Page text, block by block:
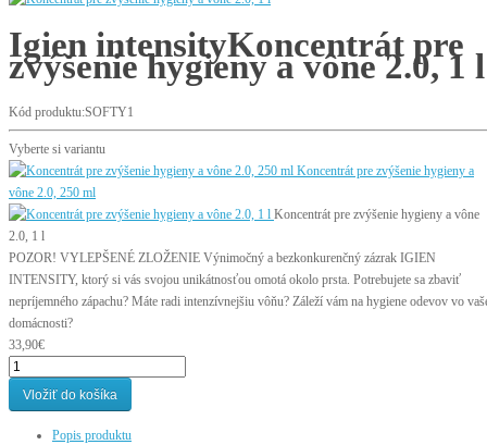
Igien intensityKoncentrát pre
zvýšenie hygieny a vône 2.0, 1 l
Kód produktu:SOFTY1
Vyberte si variantu
Koncentrát pre zvýšenie hygieny a
vône 2.0, 250 ml
Koncentrát pre zvýšenie hygieny a vône
2.0, 1 l
POZOR! VYLEPŠENÉ ZLOŽENIE Výnimočný a bezkonkurenčný zázrak IGIEN
INTENSITY, ktorý si vás svojou unikátnosťou omotá okolo prsta. Potrebujete sa zbaviť
nepríjemného zápachu? Máte radi intenzívnejšiu vôňu? Záleží vám na hygiene odevov vo
domácnosti?
33,90€
Vložiť do košíka
Popis produktu